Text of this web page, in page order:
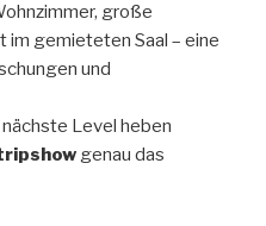
große
gemieteten Saal – eine
und
Level heben
genau das